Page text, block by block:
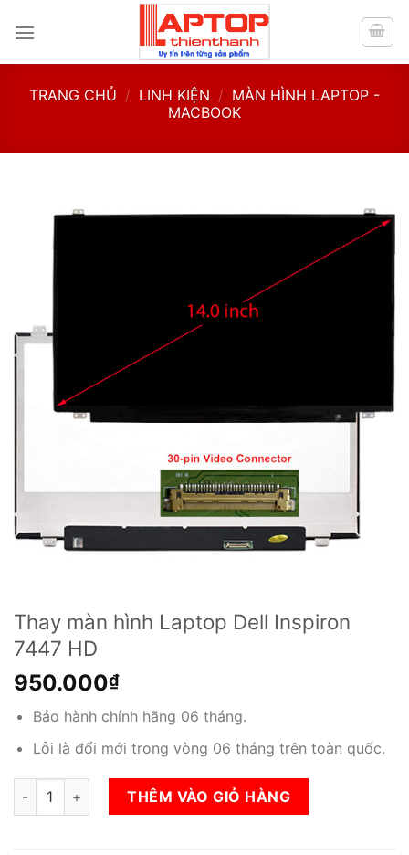
TRANG CHỦ / LINH KIỆN / MÀN HÌNH LAPTOP -
MACBOOK
Thay màn hình Laptop Dell Inspiron
7447 HD
950.000₫
Bảo hành chính hãng 06 tháng.
Lỗi là đổi mới trong vòng 06 tháng trên toàn quốc.
Thay màn hình Laptop Dell Inspiron 7447 HD số lượng
THÊM VÀO GIỎ HÀNG